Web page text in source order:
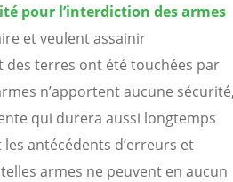
pour l’interdiction des armes
et veulent assainir
des terres ont été touchées par
n’apportent aucune sécurité,
qui durera aussi longtemps
antécédents d’erreurs et
armes ne peuvent en aucun